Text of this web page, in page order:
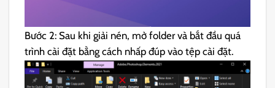
Bước 2: Sau khi giải nén, mở folder và bắt đầu quá
trình cài đặt bằng cách nhấp đúp vào tệp cài đặt.